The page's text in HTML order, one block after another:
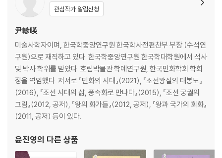
1) 안태의 기원 · 28
2) 안태의 전통 · 32
2. 안태의 기록과 절차 · 38
1) 안태의 기록과 개요 · 38
2) 안태의 절차 · 49
관심작가 알림신청
尹軫暎
미술사학자이며, 한국학중앙연구원 한국학사전편찬부 부장 (수석연
구원)으로 재직하고 있다. 한국학중앙연구원 한국학대학원에서 석사
및 박사 학위를 받았다. 호림박물관 학예연구원, 한국민화학회 학회
장을 역임했다. 저서로 『민화의 시대』(2021), 『조선왕실의 태봉도』
(2016), 『조선 시대의 삶, 풍속화로 만나다』(2015), 『조선 궁궐의
그림』(2012, 공저), 『왕의 화가들』(2012, 공저), 『왕과 국가의 회화』
(2011, 공저) 등이 있다.
윤진영의 다른 상품